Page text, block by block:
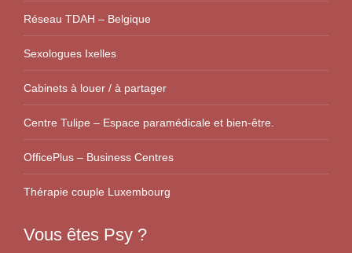
Réseau TDAH – Belgique
Sexologues Ixelles
Cabinets à louer / à partager
Centre Tulipe – Espace paramédicale et bien-être.
OfficePlus – Business Centres
Thérapie couple Luxembourg
Vous êtes Psy ?